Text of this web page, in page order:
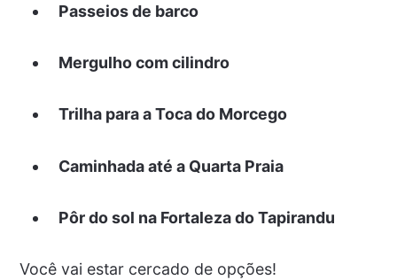
Passeios de barco
Mergulho com cilindro
Trilha para a Toca do Morcego
Caminhada até a Quarta Praia
Pôr do sol na Fortaleza do Tapirandu
Você vai estar cercado de opções!